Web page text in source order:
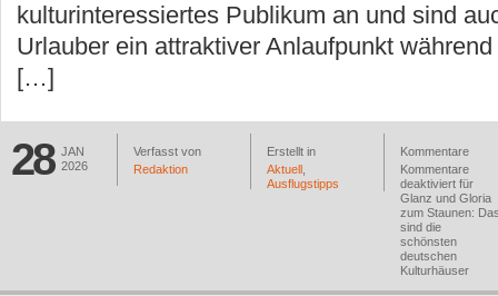
kulturinteressiertes Publikum an und sind
Urlauber ein attraktiver Anlaufpunkt
[…]
28 JAN
2026
Verfasst von
Redaktion
Erstellt in
Aktuell
Ausflugstipps
Kommentare
Kommentare
deaktiviert für
Glanz und Gloria
zum Staunen:
sind die
schönsten
deutschen
Kulturhäuser